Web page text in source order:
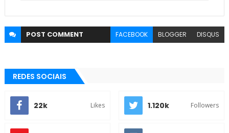
POST COMMENT FACEBOOK BLOGGER DISQUS
REDES SOCIAIS
22k Likes 1.120k Followers